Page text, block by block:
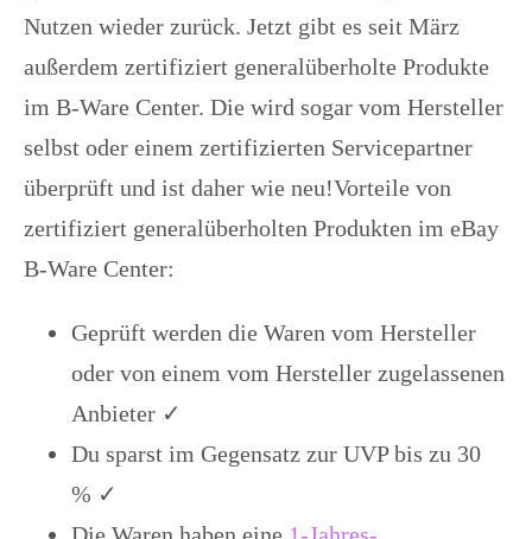
Nutzen wieder zurück. Jetzt gibt es seit März
außerdem zertifiziert generalüberholte Produkte
im B-Ware Center. Die wird sogar vom Hersteller
selbst oder einem zertifizierten Servicepartner
überprüft und ist daher wie neu!Vorteile von
zertifiziert generalüberholten Produkten im eBay
B-Ware Center:
Geprüft werden die Waren vom Hersteller
oder von einem vom Hersteller zugelassenen
Anbieter ✓
Du sparst im Gegensatz zur UVP bis zu 30
% ✓